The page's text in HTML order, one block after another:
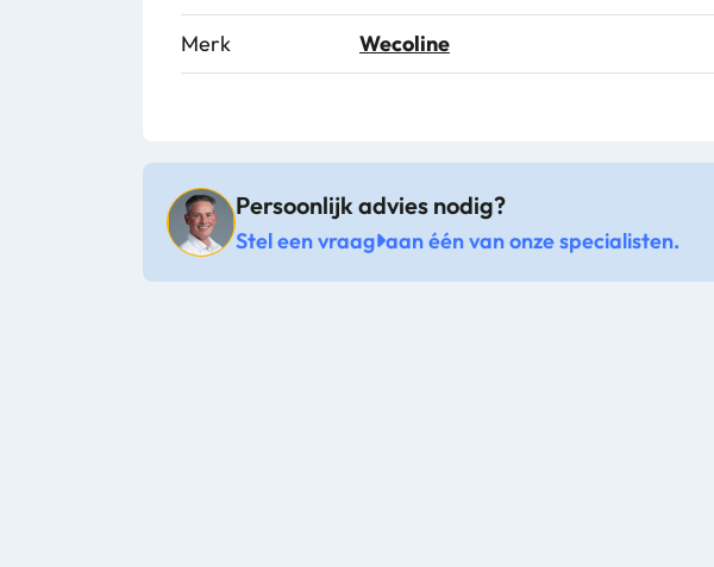
Merk Wecoline
Persoonlijk advies nodig?
Stel een vraag aan één van onze specialisten.